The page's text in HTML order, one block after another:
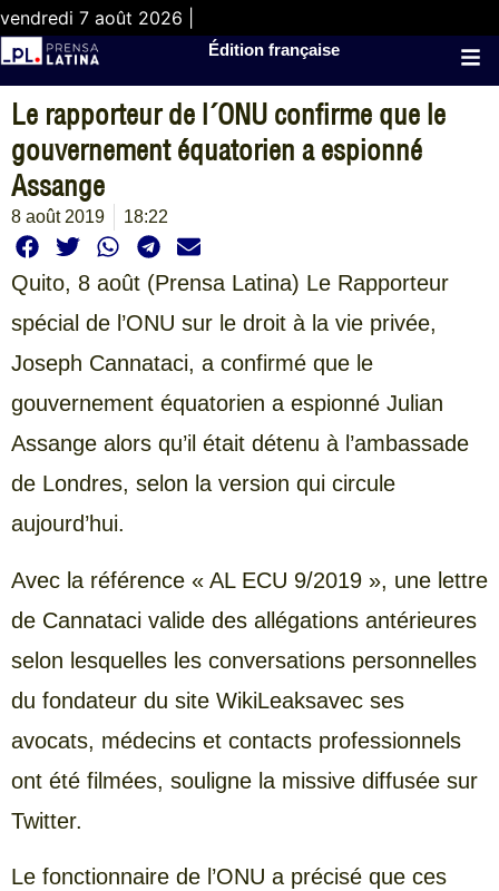
vendredi 7 août 2026 |
Édition française
Le rapporteur de l´ONU confirme que le
gouvernement équatorien a espionné
Assange
8 août 2019 18:22
Quito, 8 août (Prensa Latina) Le Rapporteur
spécial de l’ONU sur le droit à la vie privée,
Joseph Cannataci, a confirmé que le
gouvernement équatorien a espionné Julian
Assange alors qu’il était détenu à l’ambassade
de Londres, selon la version qui circule
aujourd’hui.
Avec la référence « AL ECU 9/2019 », une lettre
de Cannataci valide des allégations antérieures
selon lesquelles les conversations personnelles
du fondateur du site WikiLeaksavec ses
avocats, médecins et contacts professionnels
ont été filmées, souligne la missive diffusée sur
Twitter.
Le fonctionnaire de l’ONU a précisé que ces